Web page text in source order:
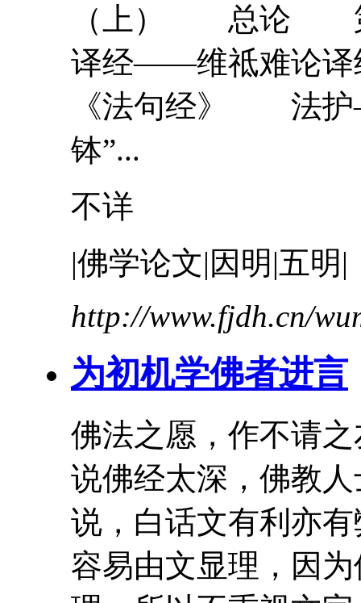
（上） 总论
译经——维祗难论
《法句经》 法护
钵”...
不详
|佛学论文|因明|五明|
http://www.fjdh.cn/
为初机学佛者进言
佛法之愿，作不请
说佛经太深，佛教
说， 白话文有利亦
容易由文显理，因